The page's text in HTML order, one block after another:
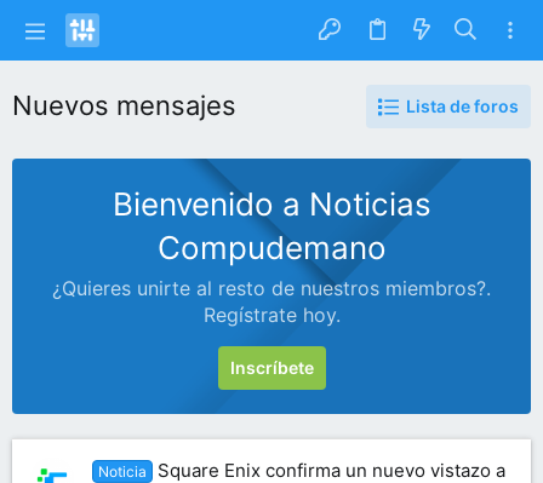
Nuevos mensajes Lista de foros
Bienvenido a Noticias
Compudemano
¿Quieres unirte al resto de nuestros miembros?.
Regístrate hoy.
Inscríbete
Noticia
Square Enix confirma un nuevo vistazo a